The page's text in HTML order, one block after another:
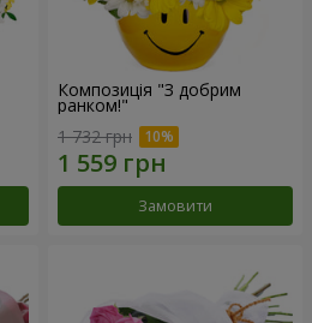
Композиція "З добрим
ранком!"
1 732 грн
Замовити